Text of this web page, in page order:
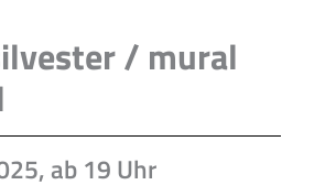
/ mural
ab 19 Uhr